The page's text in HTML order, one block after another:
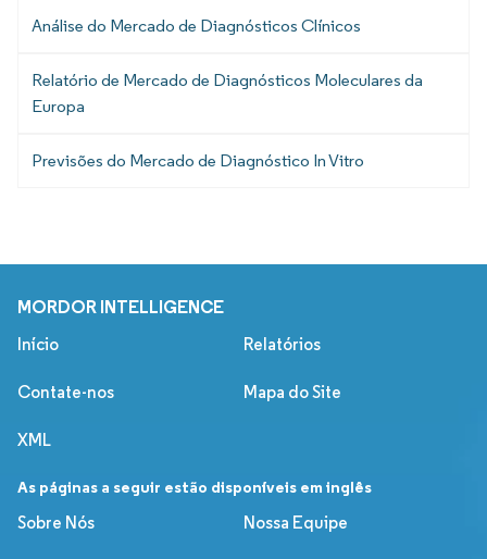
Análise do Mercado de Diagnósticos Clínicos
Relatório de Mercado de Diagnósticos Moleculares da
Europa
Previsões do Mercado de Diagnóstico In Vitro
MORDOR INTELLIGENCE
Início Relatórios
Contate-nos Mapa do Site
XML
As páginas a seguir estão disponíveis em inglês
Sobre Nós
Nossa Equipe